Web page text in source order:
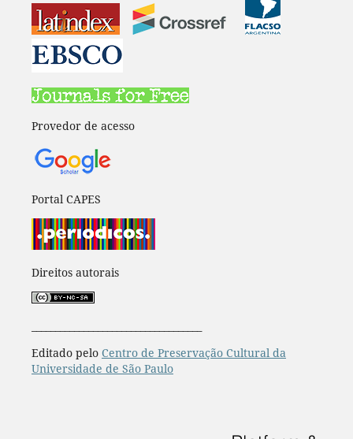
Provedor de acesso
Portal CAPES
Direitos autorais
Editado pelo Centro de Preservação Cultural da
Universidade de São Paulo